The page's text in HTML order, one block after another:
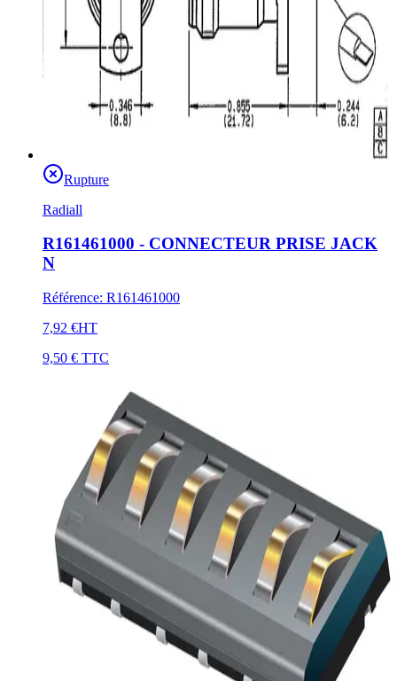
Rupture
Radiall
R161461000 - CONNECTEUR PRISE JACK
N
Référence: R161461000
7,92 €HT
9,50 € TTC